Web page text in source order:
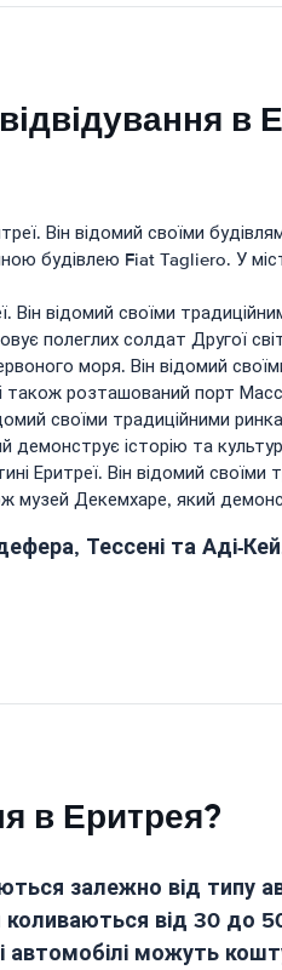
в
Він відомий своїми
будівлею Fiat Tagliero. У
відомий своїми
полеглих солдат Другої
моря. Він відомий
також розташований порт
своїми традиційними
демонструє історію та
Еритреї. Він відомий
Декемхаре, який
Тессені та Аді-
в Еритрея?
залежно від
коливаються від 30
автомобілі можуть